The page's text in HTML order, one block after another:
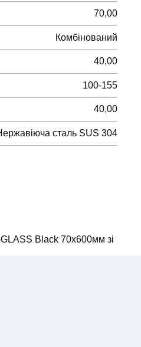
70,00
Комбінований
40,00
100-155
40,00
сталь SUS 304
Black 70x600мм зі